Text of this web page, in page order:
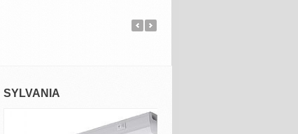
SYLVANIA